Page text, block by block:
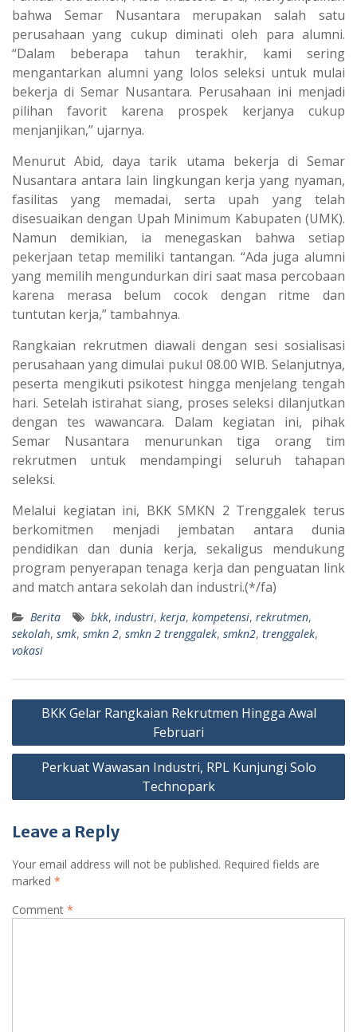
bahwa Semar Nusantara merupakan salah satu
perusahaan yang cukup diminati oleh para alumni.
“Dalam beberapa tahun terakhir, kami sering
mengantarkan alumni yang lolos seleksi untuk mulai
bekerja di Semar Nusantara. Perusahaan ini menjadi
pilihan favorit karena prospek kerjanya cukup
menjanjikan,” ujarnya.
Menurut Abid, daya tarik utama bekerja di Semar
Nusantara antara lain lingkungan kerja yang nyaman,
fasilitas yang memadai, serta upah yang telah
disesuaikan dengan Upah Minimum Kabupaten (UMK).
Namun demikian, ia menegaskan bahwa setiap
pekerjaan tetap memiliki tantangan. “Ada juga alumni
yang memilih mengundurkan diri saat masa percobaan
karena merasa belum cocok dengan ritme dan
tuntutan kerja,” tambahnya.
Rangkaian rekrutmen diawali dengan sesi sosialisasi
perusahaan yang dimulai pukul 08.00 WIB. Selanjutnya,
peserta mengikuti psikotest hingga menjelang tengah
hari. Setelah istirahat siang, proses seleksi dilanjutkan
dengan tes wawancara. Dalam kegiatan ini, pihak
Semar Nusantara menurunkan tiga orang tim
rekrutmen untuk mendampingi seluruh tahapan
seleksi.
Melalui kegiatan ini, BKK SMKN 2 Trenggalek terus
berkomitmen menjadi jembatan antara dunia
pendidikan dan dunia kerja, sekaligus mendukung
program penyerapan tenaga kerja dan penguatan link
and match antara sekolah dan industri.(*/fa)
Berita bkk, industri, kerja, kompetensi, rekrutmen,
sekolah, smk, smkn 2, smkn 2 trenggalek, smkn2, trenggalek,
vokasi
Post
BKK Gelar Rangkaian Rekrutmen Hingga Awal
Februari
Perkuat Wawasan Industri, RPL Kunjungi Solo
Technopark
Leave a Reply
Your email address will not be published. Required fields are
marked *
Comment *